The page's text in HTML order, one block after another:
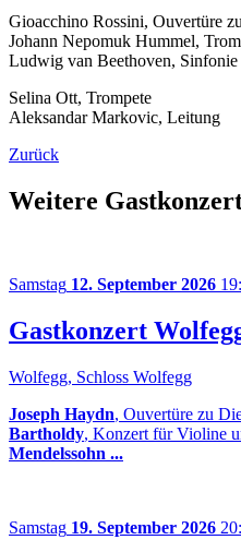
Gioacchino Rossini, Ouvertüre
Johann Nepomuk Hummel,
Ludwig van Beethoven,
Selina Ott, Trompete
Aleksandar Markovic, Leitung
Zurück
Weitere
Samstag 12. September 2026
Gastkonzert
Wolfegg, Schloss Wolfegg
Joseph Haydn, Ouvertüre zu
Bartholdy, Konzert für Violine
Mendelssohn ...
Samstag 19. September 2026